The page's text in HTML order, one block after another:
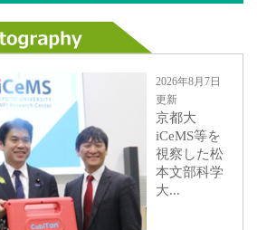
2026年8月7日
更新
京都大
iCeMS等を
視察した松
本文部科学
大...